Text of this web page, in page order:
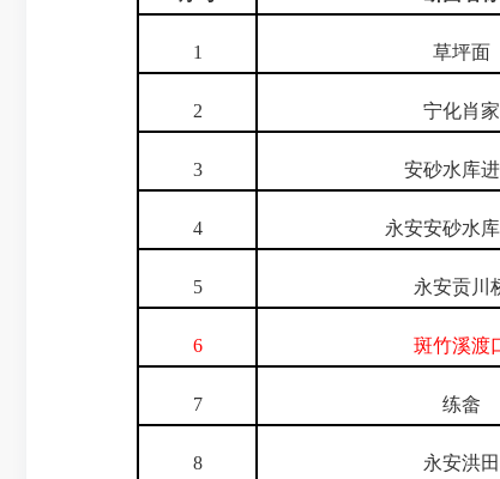
1 草坪面
2 宁化肖家
3 安砂水库
4 永安安砂水
5 永安贡川
6 斑竹溪渡
7 练畲
8 永安洪田